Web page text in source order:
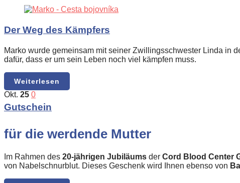
Der Weg des Kämpfers
Marko wurde gemeinsam mit seiner Zwillingsschwester Linda in
dafür, dass er um sein Leben noch viel kämpfen muss.
Weiterlesen
Okt. 25 0
Gutschein
für die werdende Mutter
Im Rahmen des 20-jährigen Jubiläums der Cord Blood Center
von Nabelschnurblut. Dieses Geschenk wird Ihnen ebenso von